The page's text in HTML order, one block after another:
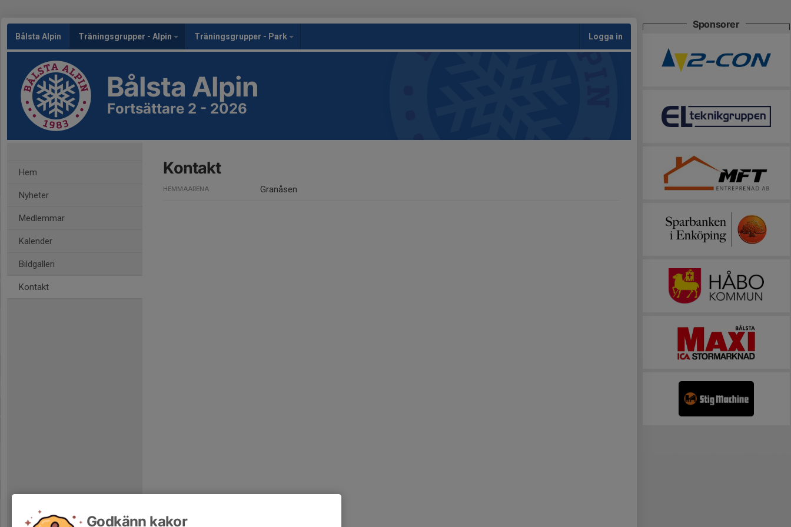
Bålsta Alpin Träningsgrupper - Alpin Träningsgrupper - Park Logga in
Bålsta Alpin
Fortsättare 2 - 2026
Hem
Nyheter
Medlemmar
Kalender
Bildgalleri
Kontakt
Kontakt
HEMMAARENA Granåsen
Sponsorer
Godkänn kakor